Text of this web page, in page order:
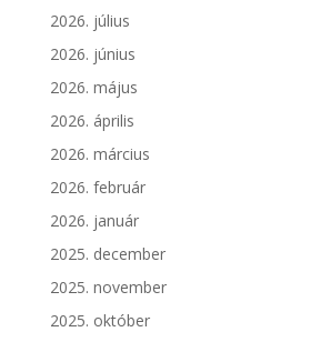
2026. július
2026. június
2026. május
2026. április
2026. március
2026. február
2026. január
2025. december
2025. november
2025. október